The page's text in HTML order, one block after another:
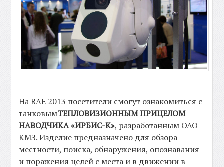
-
-
На RAE 2013 посетители смогут ознакомиться с
танковымТЕПЛОВИЗИОННЫМ ПРИЦЕЛОМ
НАВОДЧИКА «ИРБИС-К», разработанным ОАО
КМЗ. Изделие предназначено для обзора
местности, поиска, обнаружения, опознавания
и поражения целей с места и в движении в